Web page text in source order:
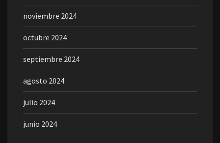
noviembre 2024
octubre 2024
septiembre 2024
agosto 2024
julio 2024
junio 2024